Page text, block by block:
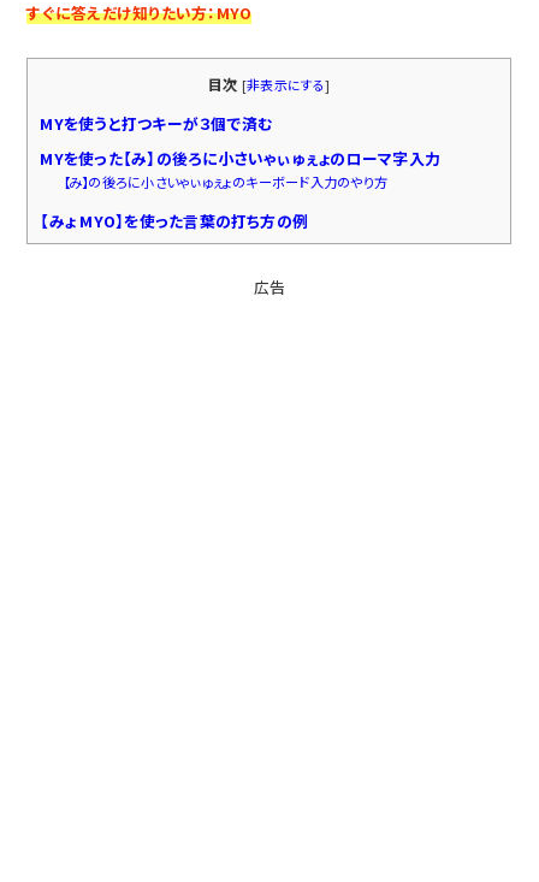
すぐに答えだけ知りたい方：MYO
目次 [非表示にする]
MYを使うと打つキーが３個で済む
MYを使った【み】の後ろに小さいゃぃゅぇょのローマ字入力
【み】の後ろに小さいゃぃゅぇょのキーボード入力のやり方
【みょ MYO】を使った言葉の打ち方の例
広告